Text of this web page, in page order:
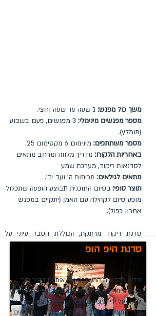
משך כול מפגש:
מספר מפגשים מינימלי:
3 מפגשים, פעם בשבוע
(מומלץ).
מספר משתתפים: מינימום 6 מקסימום 25.
באחריות הלקוח: מדריך מלווה ומרחב מתאים
לסדנאות ריקוד, מערכת שמע
מתאים לגילאים: מכיתות ה' ועד יב'.
תוצר סופי: בסיום התוכנית תבוצע הופעה שתכלול
מופע סיום לקהילה עם האמן (יתקיים במפגש
אחרון כפול).
סדנת ריקוד מרתקת, הכוללת הסבר עיוני על
תרבות ההיפ הופ התוססת שהגיעה מארה"ב אלינו,
אותה- די ג'יי, ראפ, היפ הופ, ברייקדאנס וגרפיטי.
לאחר ההסבר העיוני יתנסו בני הנוער בחימום
ולאחר מכן לימוד תנועות בסיסיות מעולם ההיפ
הופ, עד ללימוד ריקוד שלם בשיר שהילדים יבחרו,
אנחנו מסיימים כל מפגש בהפעלה משחררת של
סדנת היפ הופ
סדנא תהליכית המשלבת את אומנות ההיפ הופ
בצורה ייחודית המותאמת לבני נוער. בסיום הפרויקט
יועלה על ידי החניכים מופע סיום בעל מסר אותו הם
יצרו, המופע יוצג לחברי הקהילה ולבני נוער אחרים.